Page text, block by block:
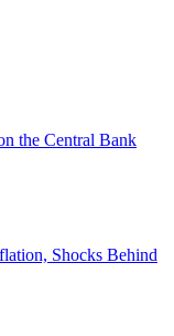
the Central Bank
Shocks Behind